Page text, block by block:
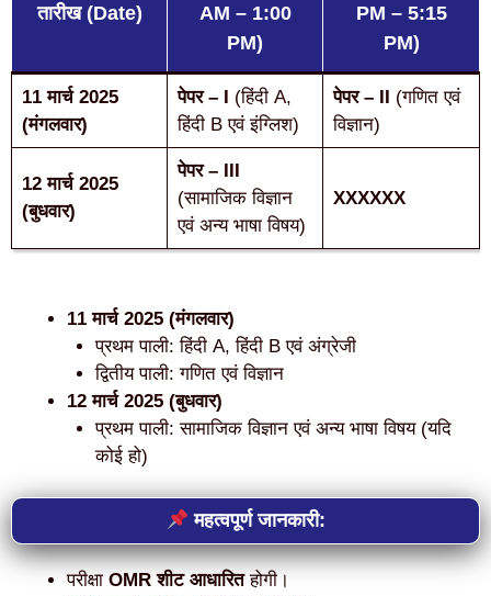
तारीख (Date)
AM – 1:00
PM)
PM – 5:15
PM)
11 मार्च 2025
(मंगलवार)
पेपर – I (हिंदी A,
हिंदी B एवं इंग्लिश)
पेपर – II (गणित एवं
विज्ञान)
12 मार्च 2025
(बुधवार)
पेपर – III
(सामाजिक विज्ञान
एवं अन्य भाषा विषय)
XXXXXX
11 मार्च 2025 (मंगलवार)
प्रथम पाली: हिंदी A, हिंदी B एवं अंग्रेजी
द्वितीय पाली: गणित एवं विज्ञान
12 मार्च 2025 (बुधवार)
प्रथम पाली: सामाजिक विज्ञान एवं अन्य भाषा विषय (यदि
कोई हो)
महत्वपूर्ण जानकारी:
परीक्षा OMR शीट आधारितहोगी।